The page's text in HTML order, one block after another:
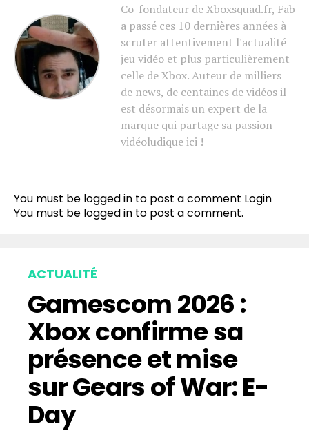
Co-fondateur de Xboxsquad.fr, Fab
a passé ces 10 dernières années à
scruter attentivement l'actualité
jeu vidéo et plus particulièrement
celle de Xbox. Auteur de milliers
de news, de centaines de vidéos il
est désormais un expert de la
marque qui partage sa passion
vidéoludique ici !
You must be logged in to post a comment Login
You must be logged in to post a comment.
ACTUALITÉ
Gamescom 2026 :
Xbox confirme sa
présence et mise
sur Gears of War: E-
Day